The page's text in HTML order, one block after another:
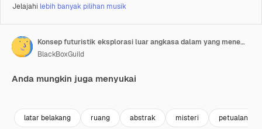
Jelajahi lebih banyak pilihan musik
Konsep futuristik eksplorasi luar angkasa dalam yang menemukan planet alien baru di galaksi lain.
BlackBoxGuild
Anda mungkin juga menyukai
latar belakang ruang abstrak misteri petualangan